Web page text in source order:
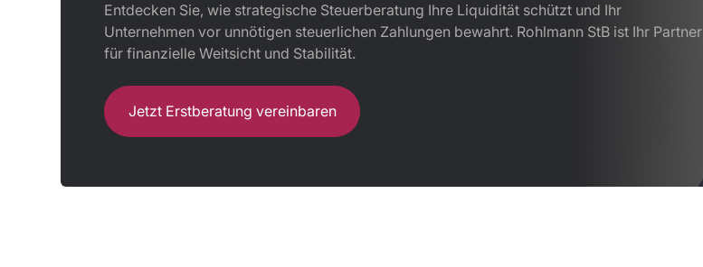
Entdecken Sie, wie strategische Steuerberatung Ihre Liquidität schützt und Ihr
Unternehmen vor unnötigen steuerlichen Zahlungen bewahrt. Rohlmann StB ist Ihr Partner
für finanzielle Weitsicht und Stabilität.
Jetzt Erstberatung vereinbaren